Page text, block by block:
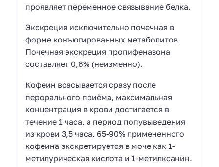
проявляет переменное связывание белка.
Экскреция исключительно почечная в
форме конъюгированных метаболитов.
Почечная экскреция пропифеназона
составляет 0,6% (неизменно).
Кофеин всасывается сразу после
перорального приёма, максимальная
концентрация в крови достигается в
течение 1 часа, а период попувыведения
из крови 3,5 часа. 65-90% примененного
кофеина экскретируется в моче как 1-
метилурическая кислота и 1-метилксанин.